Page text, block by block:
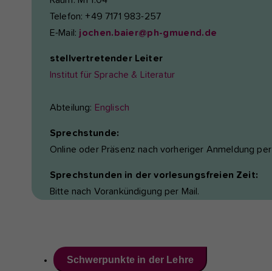
Telefon: +49 7171 983-257
E-Mail: jochen.baier@ph-gmuend.de
stellvertretender Leiter
Institut für Sprache & Literatur
Abteilung: Englisch
Sprechstunde:
Online oder Präsenz nach vorheriger Anmeldung per
Sprechstunden in der vorlesungsfreien Zeit:
Bitte nach Vorankündigung per Mail.
Schwerpunkte in der Lehre